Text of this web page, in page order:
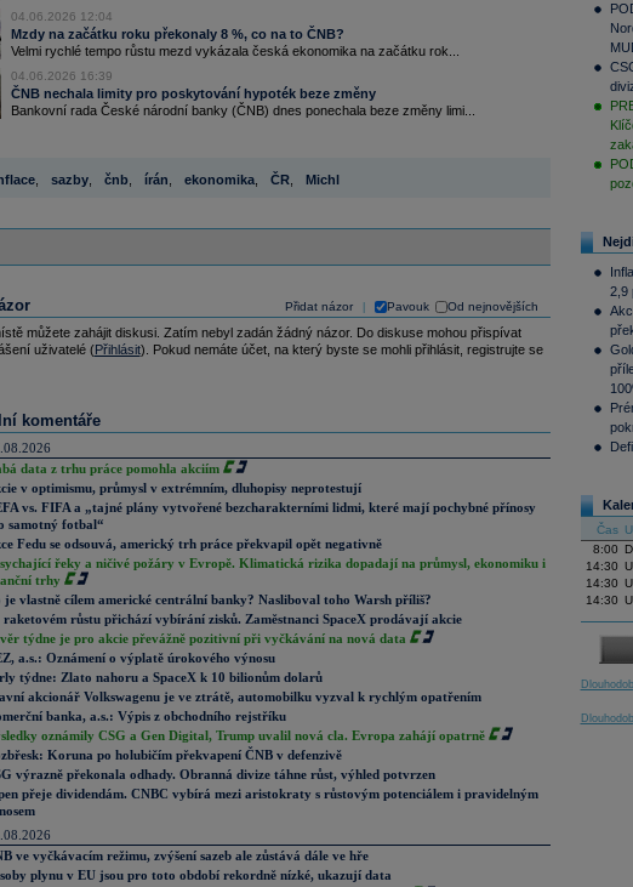
04.06.2026 12:04
Mzdy na začátku roku překonaly 8 %, co na to ČNB?
Velmi rychlé tempo růstu mezd vykázala česká ekonomika na začátku rok...
04.06.2026 16:39
ČNB nechala limity pro poskytování hypoték beze změny
Bankovní rada České národní banky (ČNB) dnes ponechala beze změny limi...
, sazby, čnb, írán ekonomika, ČR, Michl
Přidat názor Pavouk Od nejnovějších
můžete zahájit diskusi. Zatím nebyl zadán žádný názor. Do diskuse mohou přispívat
uživatelé (Přihlásit). Pokud nemáte účet, na který byste se mohli přihlásit, registrujte se
komentáře
data z trhu práce pomohla akciím
v optimismu, průmysl v extrémním, dluhopisy neprotestují
vs. FIFA a „tajné plány vytvořené bezcharakterními lidmi, které mají pochybné přínosy
samotný fotbal“
Fedu se odsouvá, americký trh práce překvapil opět negativně
řeky a ničivé požáry v Evropě. Klimatická rizika dopadají na průmysl, ekonomiku i
trhy
je vlastně cílem americké centrální banky? Nasliboval toho Warsh příliš?
raketovém růstu přichází vybírání zisků. Zaměstnanci SpaceX prodávají akcie
týdne je pro akcie převážně pozitivní při vyčkávání na nová data
a.s.: Oznámení o výplatě úrokového výnosu
týdne: Zlato nahoru a SpaceX k 10 bilionům dolarů
akcionář Volkswagenu je ve ztrátě, automobilku vyzval k rychlým opatřením
banka, a.s.: Výpis z obchodního rejstříku
oznámily CSG a Gen Digital, Trump uvalil nová cla. Evropa zahájí opatrně
Koruna po holubičím překvapení ČNB v defenzivě
výrazně překonala odhady. Obranná divize táhne růst, výhled potvrzen
přeje dividendám. CNBC vybírá mezi aristokraty s růstovým potenciálem i pravidelným
ve vyčkávacím režimu, zvýšení sazeb ale zůstává dále ve hře
plynu v EU jsou pro toto období rekordně nízké, ukazují data
2,9
Čas
8:00
14:30
14:30
14:30